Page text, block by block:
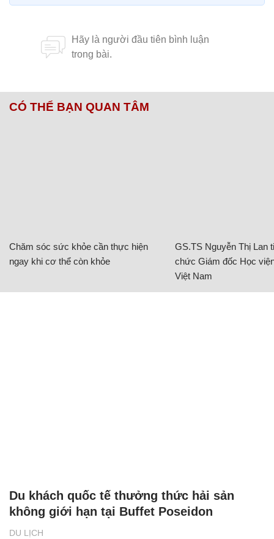
CÓ THỂ BẠN QUAN TÂM
Chăm sóc sức khỏe cần thực hiện
ngay khi cơ thể còn khỏe
GS.TS Nguyễn Thị Lan
chức Giám đốc Học
Việt Nam
DU LỊCH
Du khách quốc tế thưởng thức hải sản
không giới hạn tại Buffet Poseidon